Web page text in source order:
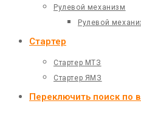
Рулевой механизм
Рулевой
Стартер
Стартер МТЗ
Стартер ЯМЗ
Переключить поиск по